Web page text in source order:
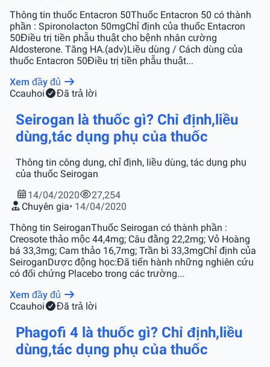
Thông tin thuốc Entacron 50Thuốc Entacron 50 có thành
phần : Spironolacton 50mgChỉ định của thuốc Entacron
50Điều trị tiền phẫu thuật cho bệnh nhân cường
Aldosterone. Tăng HA.(adv)Liều dùng / Cách dùng của
thuốc Entacron 50Điều trị tiền phẫu thuật...
Xem đầy đủ
Ccauhoi Đã trả lời
Seirogan là thuốc gì? Chỉ định,liều
dùng,tác dụng phụ của thuốc
Thông tin công dụng, chỉ định, liều dùng, tác dụng phụ
của thuốc Seirogan
14/04/2020
27,254
Chuyên gia• 14/04/2020
Thông tin SeiroganThuốc Seirogan có thành phần :
Creosote thảo mộc 44,4mg; Câu đằng 22,2mg; Vỏ Hoàng
bá 33,3mg; Cam thảo 16,7mg; Trần bì 33,3mgChỉ định của
SeiroganDược động học:Đã tiến hành những nghiên cứu
có đối chứng Placebo trong các trường...
Xem đầy đủ
Ccauhoi Đã trả lời
Phagofi 4 là thuốc gì? Chỉ định,liều
dùng,tác dụng phụ của thuốc